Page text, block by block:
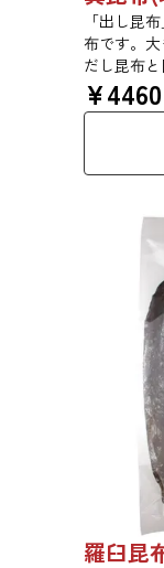
「出し昆
布です。
だし昆布
す。
¥4460
羅臼昆